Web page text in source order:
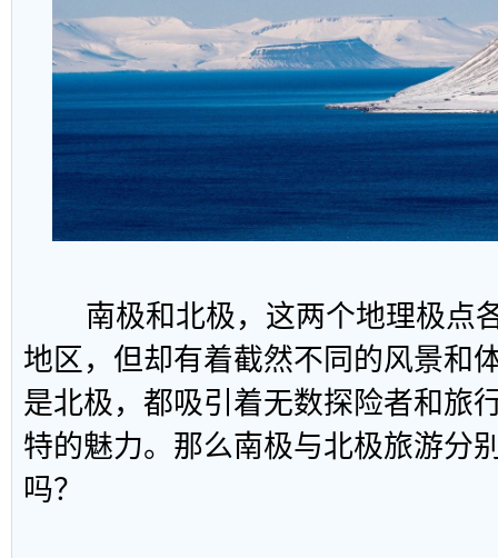
南极和北极，这两个地理极点
地区，但却有着截然不同的风景和
是北极，都吸引着无数探险者和旅
特的魅力。那么南极与北极旅游分
吗？